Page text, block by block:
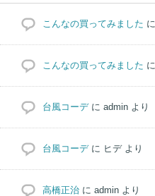
こんなの買ってみました に
こんなの買ってみました に
台風コーデに admin より
台風コーデに ヒデより
高橋正治 に admin より